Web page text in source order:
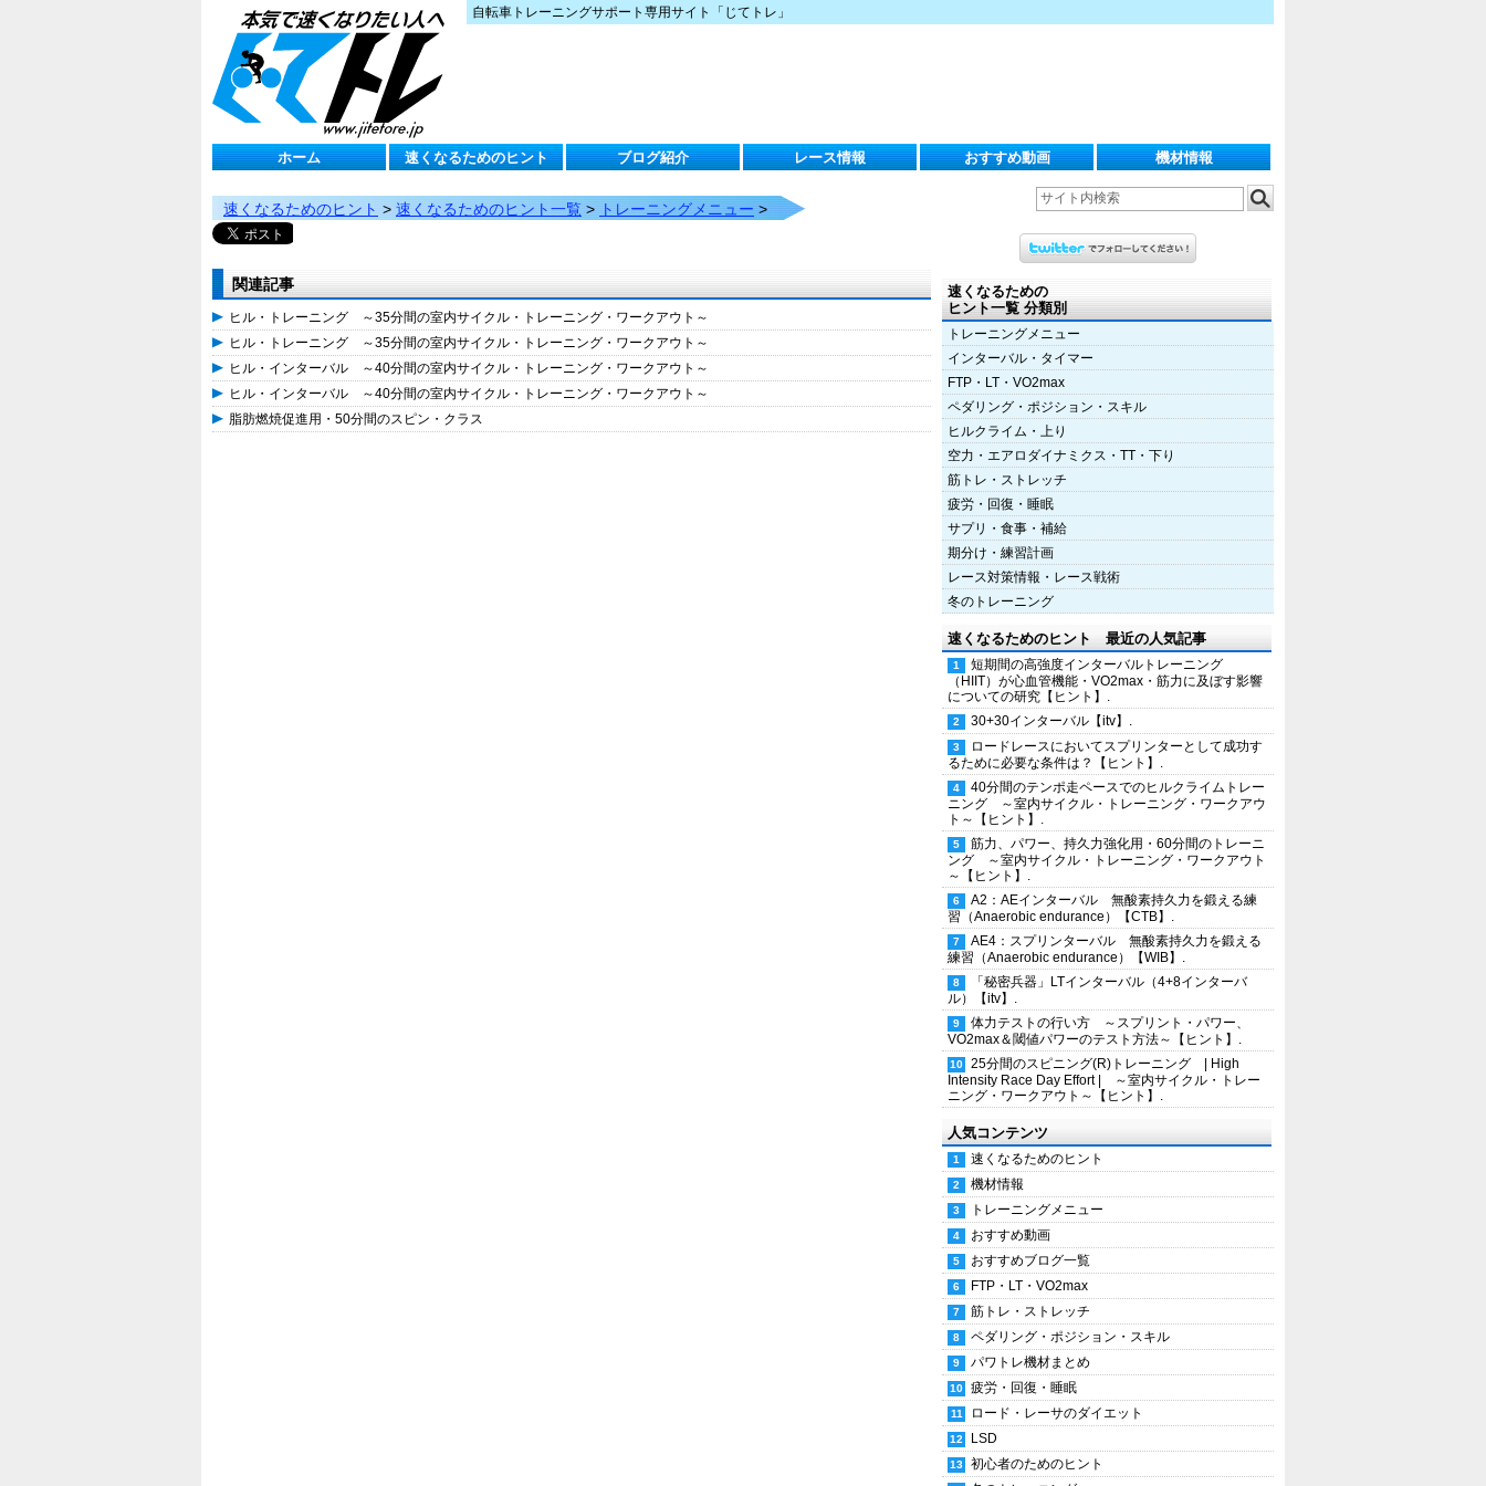
自転車トレーニングサポート専用サイト「じてトレ」
ホーム 速くなるためのヒント ブログ紹介 レース情報 おすすめ動画 機材情報
速くなるためのヒント > 速くなるためのヒント一覧 > トレーニングメニュー >
関連記事
ヒル・トレーニング ～35分間の室内サイクル・トレーニング・ワークアウト～
ヒル・トレーニング ～35分間の室内サイクル・トレーニング・ワークアウト～
ヒル・インターバル ～40分間の室内サイクル・トレーニング・ワークアウト～
ヒル・インターバル ～40分間の室内サイクル・トレーニング・ワークアウト～
脂肪燃焼促進用・50分間のスピン・クラス
速くなるための
ヒント一覧 分類別
トレーニングメニュー
インターバル・タイマー
FTP・LT・VO2max
ペダリング・ポジション・スキル
ヒルクライム・上り
空力・エアロダイナミクス・TT・下り
筋トレ・ストレッチ
疲労・回復・睡眠
サプリ・食事・補給
期分け・練習計画
レース対策情報・レース戦術
冬のトレーニング
速くなるためのヒント 最近の人気記事
短期間の高強度インターバルトレーニング
（HIIT）が心血管機能・VO2max・筋力に及ぼす影響
についての研究【ヒント】.
30+30インターバル【itv】.
ロードレースにおいてスプリンターとして成功す
るために必要な条件は？【ヒント】.
40分間のテンポ走ペースでのヒルクライムトレー
ニング ～室内サイクル・トレーニング・ワークアウ
ト～【ヒント】.
筋力、パワー、持久力強化用・60分間のトレーニ
ング ～室内サイクル・トレーニング・ワークアウト
～【ヒント】.
A2：AEインターバル 無酸素持久力を鍛える練
習（Anaerobic endurance）【CTB】.
AE4：スプリンターバル 無酸素持久力を鍛える
練習（Anaerobic endurance）【WIB】.
「秘密兵器」LTインターバル（4+8インターバ
ル）【itv】.
体力テストの行い方 ～スプリント・パワー、
VO2max＆閾値パワーのテスト方法～【ヒント】.
25分間のスピニング(R)トレーニング | High
Intensity Race Day Effort | ～室内サイクル・トレー
ニング・ワークアウト～【ヒント】.
人気コンテンツ
速くなるためのヒント
機材情報
トレーニングメニュー
おすすめ動画
おすすめブログ一覧
FTP・LT・VO2max
筋トレ・ストレッチ
ペダリング・ポジション・スキル
パワトレ機材まとめ
疲労・回復・睡眠
ロード・レーサのダイエット
LSD
初心者のためのヒント